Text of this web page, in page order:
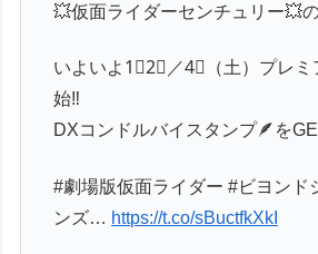
💥仮面ライダーセンチュリー💥
いよいよ1⃣2⃣／4⃣（土）プレミ
始‼️
DXコンドルバイスタンプ🪶を
#劇場版仮面ライダー #ビヨンド
ンズ… https://t.co/sBuctfkXkI